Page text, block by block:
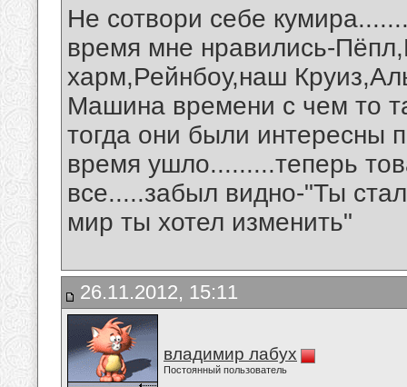
Не сотвори себе
время мне нравились-
харм,Рейнбоу,наш
Машина времени с чем то
тогда они были интересны
время ушло.........теперь
все.....забыл видно-"Ты
мир ты хотел изменить"
26.11.2012, 15:11
владимир лабух
Постоянный пользователь